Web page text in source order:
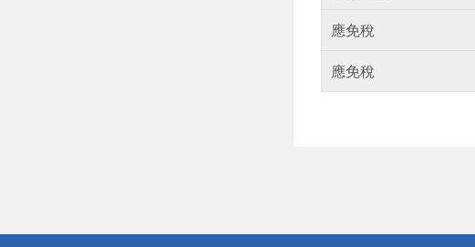
應免稅
應免稅
詐騙網頁！請小心！